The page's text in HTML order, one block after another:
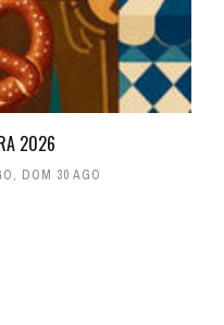
2026
, DOM 30 AGO